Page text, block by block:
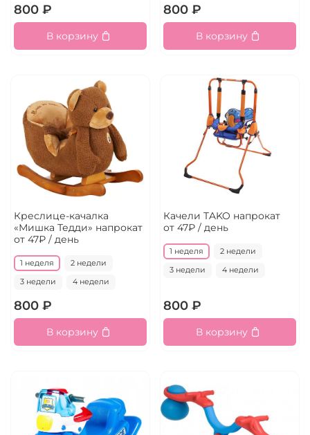
800 ₽
В корзину
800 ₽
В корзину
Креслице-качалка
«Мишка Тедди» напрокат
от 47₽ / день
1 неделя 2 недели
3 недели 4 недели
800 ₽
В корзину
Качели TAKO напрокат
от 47₽ / день
1 неделя 2 недели
3 недели 4 недели
800 ₽
В корзину